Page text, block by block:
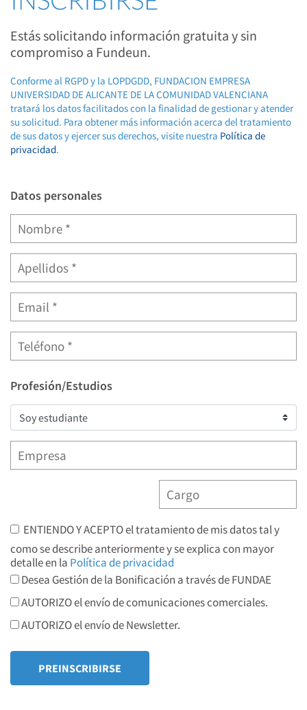
Estás solicitando información gratuita y sin
compromiso a Fundeun.
Conforme al RGPD y la LOPDGDD, FUNDACION EMPRESA
UNIVERSIDAD DE ALICANTE DE LA COMUNIDAD VALENCIANA
tratará los datos facilitados con la finalidad de gestionar y atender
su solicitud. Para obtener más información acerca del tratamiento
de sus datos y ejercer sus derechos, visite nuestra Política de
privacidad.
Datos personales
Profesión/Estudios
ENTIENDO Y ACEPTO el tratamiento de mis datos tal y
como se describe anteriormente y se explica con mayor
detalle en la Política de privacidad
Desea Gestión de la Bonificación a través de FUNDAE
AUTORIZO el envío de comunicaciones comerciales.
AUTORIZO el envío de Newsletter.